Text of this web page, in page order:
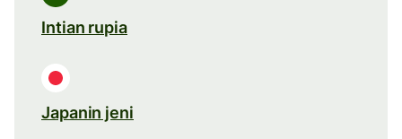
Intian rupia
Japanin jeni